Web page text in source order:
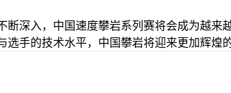
断深入，中国速度攀岩系列赛将会成为越
选手的技术水平，中国攀岩将迎来更加辉煌的